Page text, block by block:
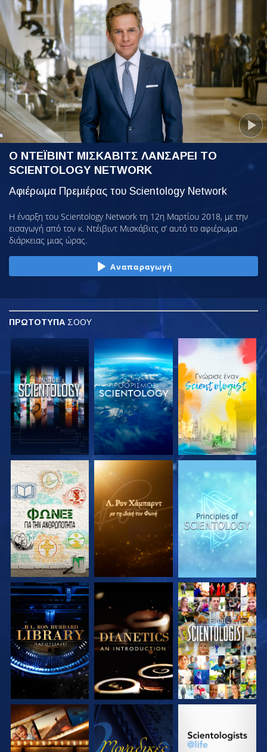
Ο ΝΤΕΪΒΙΝΤ ΜΙΣΚΑΒΙΤΣ ΛΑΝΣΑΡΕΙ ΤΟ
SCIENTOLOGY NETWORK
Αφιέρωμα Πρεμιέρας του Scientology Network
Η έναρξη του Scientology Network τη 12η Μαρτίου 2018, με την
εισαγωγή από τον κ. Ντέιβιντ Μισκάβιτς σ’ αυτό το αφιέρωμα
διάρκειας μιας ώρας.
Αναπαραγωγή
ΠΡΩΤΟΤΥΠΑ ΣΟΟΥ
ΕΞΕΡΕΥΝΗΣΤΕ ΤΗ
ΣΕΙΡΑ
ΕΞΕΡΕΥΝΗΣΤΕ ΤΗ
ΣΕΙΡΑ
ΕΞΕΡΕΥΝΗΣΤΕ ΤΗ
ΣΕΙΡΑ
ΕΞΕΡΕΥΝΗΣΤΕ ΤΗ
ΣΕΙΡΑ
ΕΞΕΡΕΥΝΗΣΤΕ ΤΗ
ΣΕΙΡΑ
ΠΑΡΑΚΟΛΟΥΘΗΣΤΕ
ΕΞΕΡΕΥΝΗΣΤΕ ΤΗ
ΠΑΡΑΚΟΛΟΥΘΗΣΤΕ
ΕΞΕΡΕΥΝΗΣΤΕ ΤΗ